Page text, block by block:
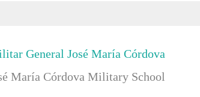
General José María Córdova
María Córdova Military School